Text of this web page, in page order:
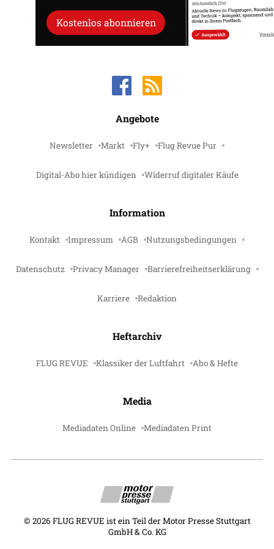
Kostenlos abonnieren
Angebote
Newsletter Markt Fly+ Flug Revue Pur
Digital-Abo hier kündigen Widerruf digitaler Käufe
Information
Kontakt Impressum AGB Nutzungsbedingungen
Datenschutz Privacy Manager Barrierefreiheitserklärung
Karriere Redaktion
Heftarchiv
FLUG REVUE Klassiker der Luftfahrt Abo & Hefte
Media
Mediadaten Online Mediadaten Print
© 2026 FLUG REVUE ist ein Teil der Motor Presse Stuttgart
GmbH & Co. KG